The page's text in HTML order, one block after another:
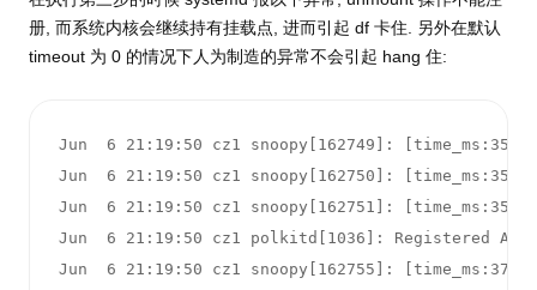
册, 而系统内核会继续持有挂载点, 进而引起 df 卡住. 另外在默认
timeout 为 0 的情况下人为制造的异常不会引起 hang 住:
Jun  6 21:19:50 cz1 snoopy[162749]:
Jun  6 21:19:50 cz1 snoopy[162750]:
Jun  6 21:19:50 cz1 snoopy[162751]:
Jun  6 21:19:50 cz1 polkitd[1036]: Registered
Jun  6 21:19:50 cz1 snoopy[162755]: